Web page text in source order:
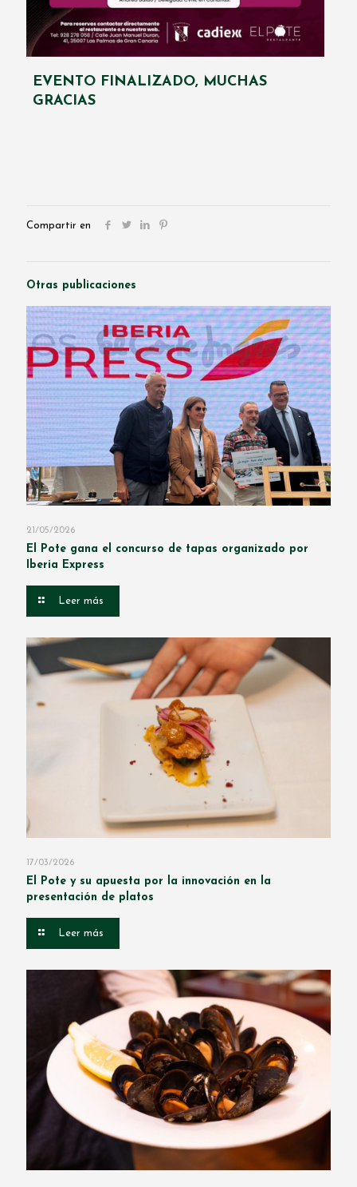
EVENTO FINALIZADO, MUCHAS
GRACIAS
Compartir en
Otras publicaciones
21/05/2026
El Pote gana el concurso de tapas organizado por
Iberia Express
Leer más
17/03/2026
El Pote y su apuesta por la innovación en la
presentación de platos
Leer más